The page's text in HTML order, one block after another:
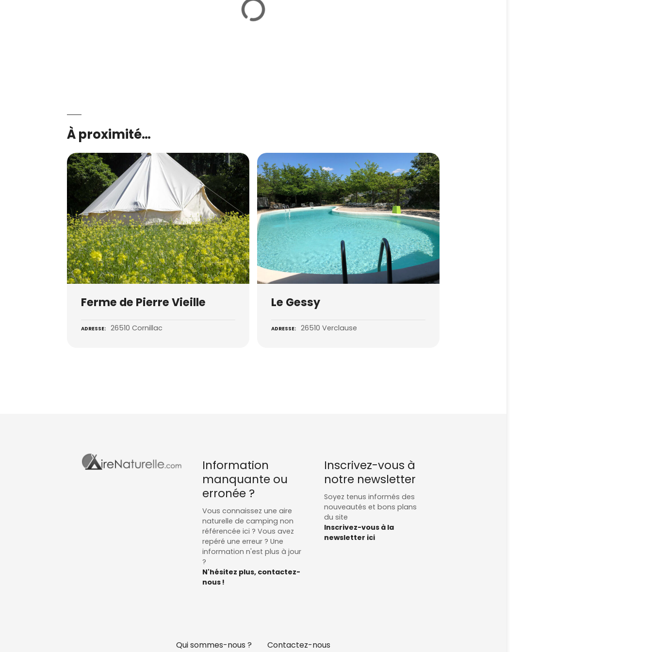
À proximité…
Ferme de Pierre Vieille
ADRESSE 26510 Cornillac
Le Gessy
ADRESSE 26510 Verclause
Information
manquante ou
erronée ?
Vous connaissez une aire
naturelle de camping non
référencée ici ? Vous avez
repéré une erreur ? Une
information n'est plus à jour
?
N'hésitez plus, contactez-
nous !
Inscrivez-vous à
notre newsletter
Soyez tenus informés des
nouveautés et bons plans
du site
Inscrivez-vous à la
newsletter ici
Qui sommes-nous ? Contactez-nous